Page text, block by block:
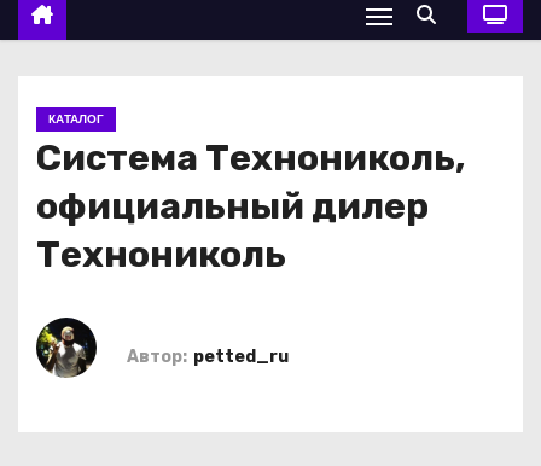
е
КАТАЛОГ
Система Технониколь,
официальный дилер
Технониколь
Автор: petted_ru